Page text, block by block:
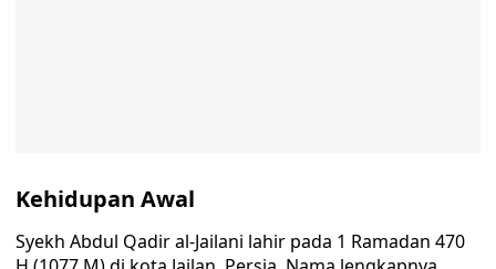
Kehidupan Awal
Syekh Abdul Qadir al-Jailani lahir pada 1 Ramadan 470